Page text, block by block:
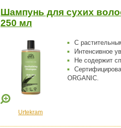
Шампунь для сухих
250 мл
С
Интенсивное
Не содержит
ORGANIC.
Urtekram